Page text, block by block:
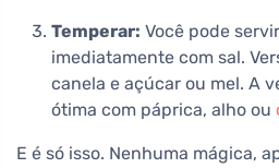
Temperar: Você pode
imediatamente com sal.
canela e açúcar ou mel. A
ótima com páprica, alho ou
E é só isso. Nenhuma mágica,